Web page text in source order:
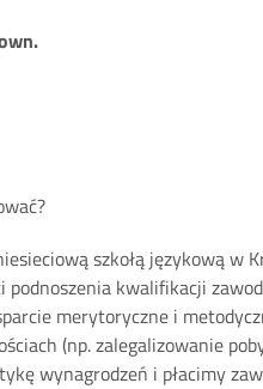
szkołą językową
podnoszenia kwalifikacji
merytoryczne i
(np. zalegalizowanie
wynagrodzeń i płacimy